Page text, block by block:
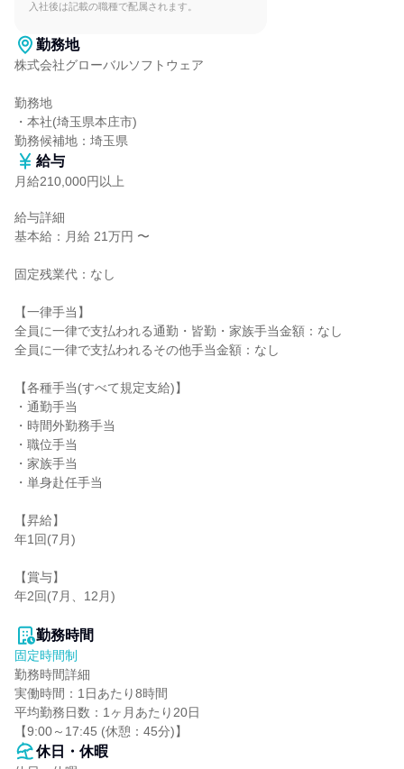
入社後は記載の職種で配属されます。
勤務地
株式会社グローバルソフトウェア
勤務地
・本社(埼玉県本庄市)
勤務候補地：埼玉県
給与
月給210,000円以上
給与詳細
基本給：月給 21万円 〜
固定残業代：なし
【一律手当】
全員に一律で支払われる通勤・皆勤・家族手当金額：なし
全員に一律で支払われるその他手当金額：なし
【各種手当(すべて規定支給)】
・通勤手当
・時間外勤務手当
・職位手当
・家族手当
・単身赴任手当
【昇給】
年1回(7月)
【賞与】
年2回(7月、12月)
勤務時間
固定時間制
勤務時間詳細
実働時間：1日あたり8時間
平均勤務日数：1ヶ月あたり20日
【9:00～17:45 (休憩：45分)】
休日・休暇